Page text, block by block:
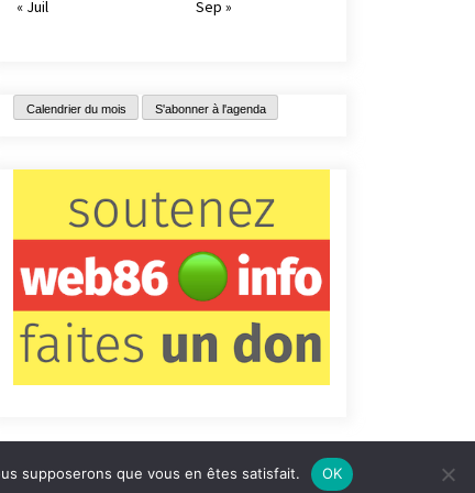
« Juil
Sep »
Calendrier du mois S'abonner à l'agenda
Qui sommes-nous ? Informations légales
supposerons que vous en êtes satisfait. OK